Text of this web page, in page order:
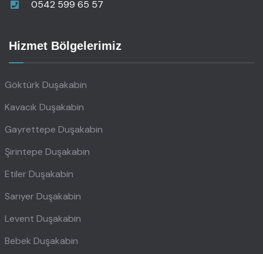
0542 599 65 57
Hizmet Bölgelerimiz
Göktürk Duşakabin
Kavacık Duşakabin
Gayrettepe Duşakabin
Şirintepe Duşakabin
Etiler Duşakabin
Sarıyer Duşakabin
Levent Duşakabin
Bebek Duşakabin